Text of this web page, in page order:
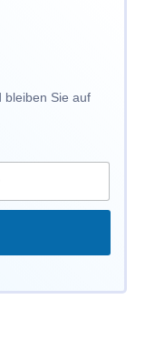
bleiben Sie auf